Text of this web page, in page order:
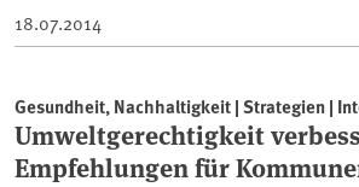
18.07.2014
Gesundheit, Nachhaltigkeit | Strategien |
Umweltgerechtigkeit
Empfehlungen für